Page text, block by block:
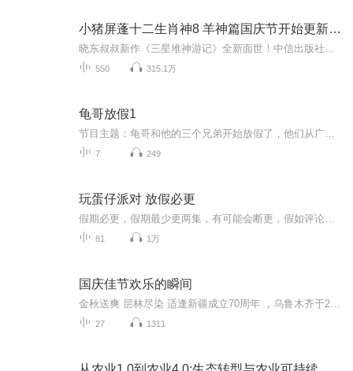
小猪屏蓬十二生肖神8 羊神篇国庆节开始更新啦！
550 315.1万
龟哥放假1
7 249
玩蛋仔派对 放假必更
81 1万
国庆佳节欢乐的瞬间
27 1311